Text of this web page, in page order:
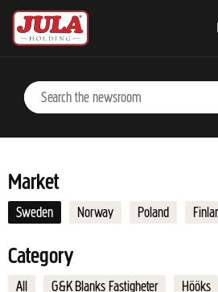
Jump to main content
Market
Sweden Norway Poland
Category
All G&K Blanks Fastigheter Hööks